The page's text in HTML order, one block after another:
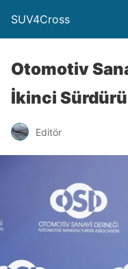
SUV4Cross
Otomotiv
İkinci
Editör